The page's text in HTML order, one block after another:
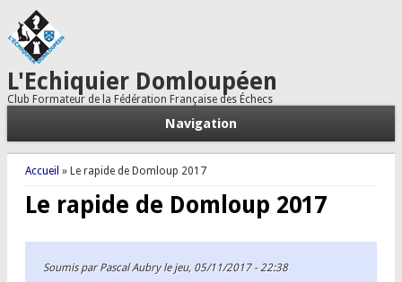
L'Echiquier Domloupéen
Club Formateur de la Fédération Française des Échecs
Navigation
Vous êtes ici
Accueil » Le rapide de Domloup 2017
Le rapide de Domloup 2017
Soumis parPascal Aubryle jeu, 05/11/2017 - 22:38